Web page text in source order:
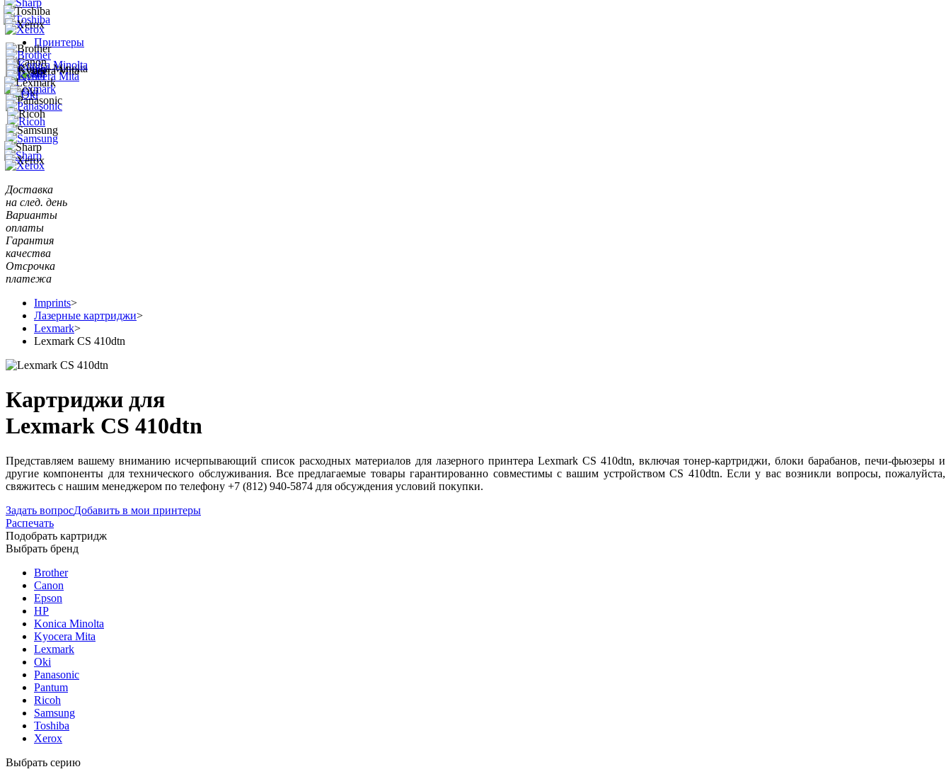
Принтеры
Доставка
на след. день
Варианты
оплаты
Гарантия
качества
Отсрочка
платежа
Imprints>
Лазерные картриджи>
Lexmark>
Lexmark CS 410dtn
Картриджи для
Lexmark CS 410dtn
Представляем вашему вниманию исчерпывающий список расходных материалов для лазерного принтера Lexmark CS 410dtn, включая тонер-картриджи, блоки барабанов, печи-фьюзеры и
другие компоненты для технического обслуживания. Все предлагаемые товары гарантированно совместимы с вашим устройством CS 410dtn. Если у вас возникли вопросы, пожалуйста,
свяжитесь с нашим менеджером по телефону +7 (812) 940-5874 для обсуждения условий покупки.
Задать вопросДобавить в мои принтеры
Распечать
Подобрать картридж
Выбрать бренд
Brother
Canon
Epson
HP
Konica Minolta
Kyocera Mita
Lexmark
Oki
Panasonic
Pantum
Ricoh
Samsung
Toshiba
Xerox
Выбрать серию